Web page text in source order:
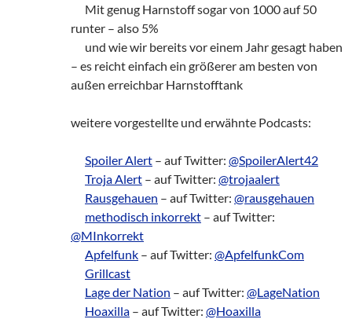
Mit genug Harnstoff sogar von 1000 auf 50
runter – also 5%
und wie wir bereits vor einem Jahr gesagt haben
– es reicht einfach ein größerer am besten von
außen erreichbar Harnstofftank
weitere vorgestellte und erwähnte Podcasts:
Spoiler Alert – auf Twitter: @SpoilerAlert42
Troja Alert – auf Twitter: @trojaalert
Rausgehauen – auf Twitter: @rausgehauen
methodisch inkorrekt – auf Twitter:
@MInkorrekt
Apfelfunk – auf Twitter: @ApfelfunkCom
Grillcast
Lage der Nation – auf Twitter: @LageNation
Hoaxilla – auf Twitter: @Hoaxilla